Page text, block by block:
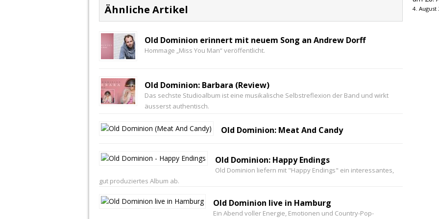
Ähnliche Artikel
Old Dominion erinnert mit neuem Song an Andrew Dorff
Hommage „Miss You Man“ veröffentlicht.
Old Dominion: Barbara (Review)
Das sechste Studioalbum ist eine musikalische Selbstreflexion der Band und wirkt
äusserst authentisch.
Old Dominion: Meat And Candy
Old Dominion: Happy Endings
Old Dominion liefern mit "Happy Endings" ein interessantes,
gut produziertes Album ab.
Old Dominion live in Hamburg
Ein Abend voller Energie, Emotionen und Country-Pop-
4. August